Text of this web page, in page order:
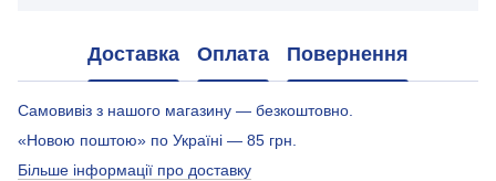
Доставка Оплата Повернення
Самовивіз з нашого магазину — безкоштовно.
«Новою поштою» по Україні — 85 грн.
Більше інформації про доставку